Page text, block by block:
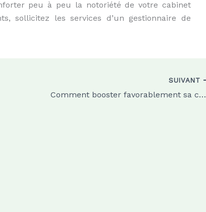
peu à peu la notoriété de votre cabinet
sollicitez les services d’un gestionnaire de
SUIVANT
Comment booster favorablement sa concentration en télétravail ?